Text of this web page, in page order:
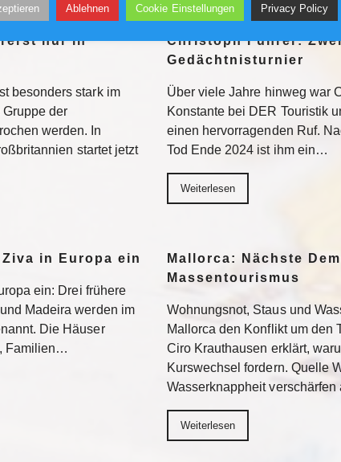
nur in
besonders stark im
der
werden. In
startet jetzt
Christoph Führer:
Gedächtnisturnier
Über viele Jahre hinweg war
Konstante bei DER Touristik
einen hervorragenden Ruf.
Tod Ende 2024 ist ihm ein…
Weiterlesen
in Europa ein
ein: Drei frühere
Madeira werden im
Die Häuser
Familien…
Mallorca: Nächste
Massentourismus
Wohnungsnot, Staus und
Mallorca den Konflikt um den
Ciro Krauthausen erklärt,
Kurswechsel fordern. Quelle
Wasserknappheit
Weiterlesen
Ablehnen Cookie Einstellungen Privacy Policy